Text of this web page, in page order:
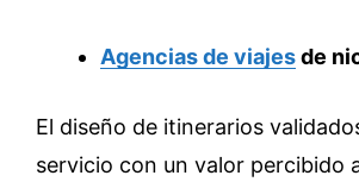
Agencias de viajesde
El diseño de itinerarios
servicio con un valor percibido